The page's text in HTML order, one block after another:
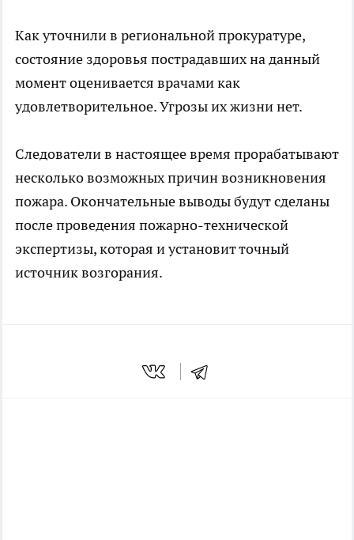
Как уточнили в региональной прокуратуре,
состояние здоровья пострадавших на данный
момент оценивается врачами как
удовлетворительное. Угрозы их жизни нет.
Следователи в настоящее время прорабатывают
несколько возможных причин возникновения
пожара. Окончательные выводы будут сделаны
после проведения пожарно-технической
экспертизы, которая и установит точный
источник возгорания.